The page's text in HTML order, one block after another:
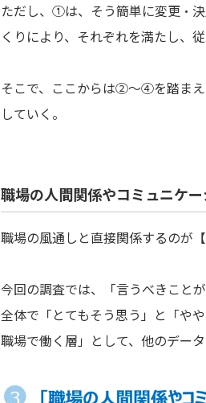
ただし、①は、そう簡単に変更・
くりにより、それぞれを満たし、
そこで、ここからは②～④を踏ま
していく。
職場の人間関係やコミュニケ
職場の風通しと直接関係するのが
今回の調査では、「言うべきこと
全体で「とてもそう思う」と「や
職場で働く層」として、他のデータ